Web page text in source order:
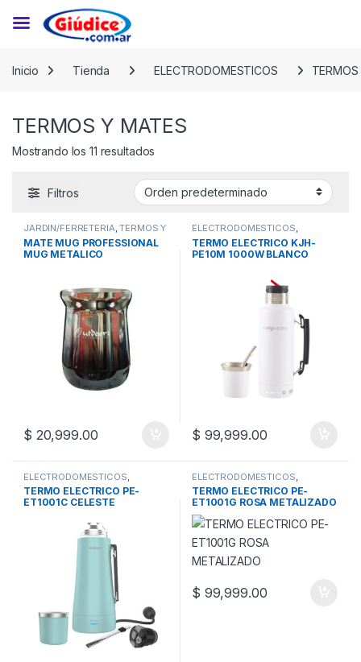
Inicio
Tienda ELECTRODOMESTICOS
TERMOS Y MATES
Mostrando los 11 resultados
Filtros
JARDIN/FERRETERIA,TERMOS Y
MATES
MATE MUG PROFESSIONAL
MUG METALICO
$ 20,999.00
ELECTRODOMESTICOS,
TERMOS Y MATES
TERMO ELECTRICO KJH-
PE10M 1000W BLANCO
$ 99,999.00
ELECTRODOMESTICOS
TERMOS Y MATES
TERMO ELECTRICO PE-
ET1001C CELESTE
ELECTRODOMESTICOS
TERMOS Y MATES
TERMO ELECTRICO PE-
ET1001G ROSA METALIZADO
$ 99,999.00